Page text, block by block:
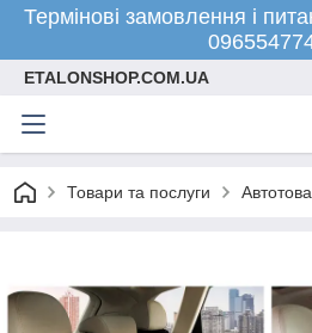
Термінові замовлення і
ETALONSHOP.COM.UA
Товари та послуги